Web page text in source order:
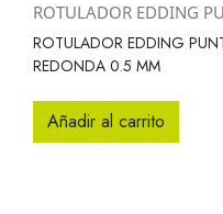
ROTULADOR EDDING
ROTULADOR EDDING
REDONDA 0.5 MM
Añadir al carrito